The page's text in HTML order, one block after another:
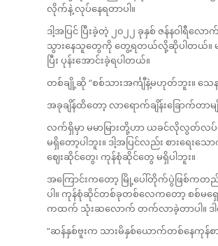
လိုက်နဲ့ လုပ်နေရတာပါ။
ဒါ့အပြင် ပြီးခဲ့တဲ့ ၂၀၂၂ ခုနှစ် ဇန်နဝါ
သွားနေသူတွေကို တွေ့ရတယ်လို့ဆိုပါတယ်။ မမ
ပြီး ပုန်းအောင်းခဲ့ရပါတယ်။
တစ်ချို့ဆို “စစ်သားအင်္ကျီနဲ့မဟုတ်ဘူး။ သ
အခုချိန်ထိတော့ လာရောက်ချိန်းခြောက်တ
လက်ရှိမှာ မမာမြားတို့ဟာ ယခင်လိုလွတ်လ
မရှိတော့ပါဘူး။ ဒါ့အပြင်လည်း စားရေး
ဈေးဆိုင်တွေ၊ ကုန်စုံဆိုင်တွေ မရှိပါဘူး။
အကြောင်းကတော့ မြို့ပေါ်တိုက်ပွဲဖြစ်ကတည်
ပါ။ ကုန်စုံဆိုင်တစ်ခုတစ်လေကတော့ စစ်မ
ကထက် သုံးဆလောက် တက်လာခဲ့တာပါ။ ဒါက
“ဆန်နှစ်ဗူးက သားမိနှစ်ယောက်တစ်နေကုန်စ